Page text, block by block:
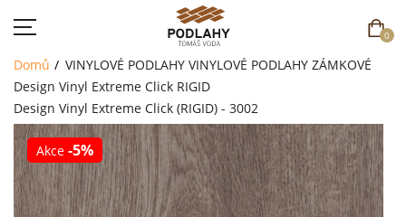
0
DOMŮ
SORTIMENT
Domů VINYLOVÉ PODLAHY VINYLOVÉ PODLAHY ZÁMKOVÉ
Design Vinyl Extreme Click RIGID
Design Vinyl Extreme Click (RIGID) - 3002
Akce -5%